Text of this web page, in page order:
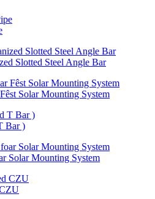
Slotted Steel Angle Bar
Solar Mounting System
Bar )
Solar Mounting System